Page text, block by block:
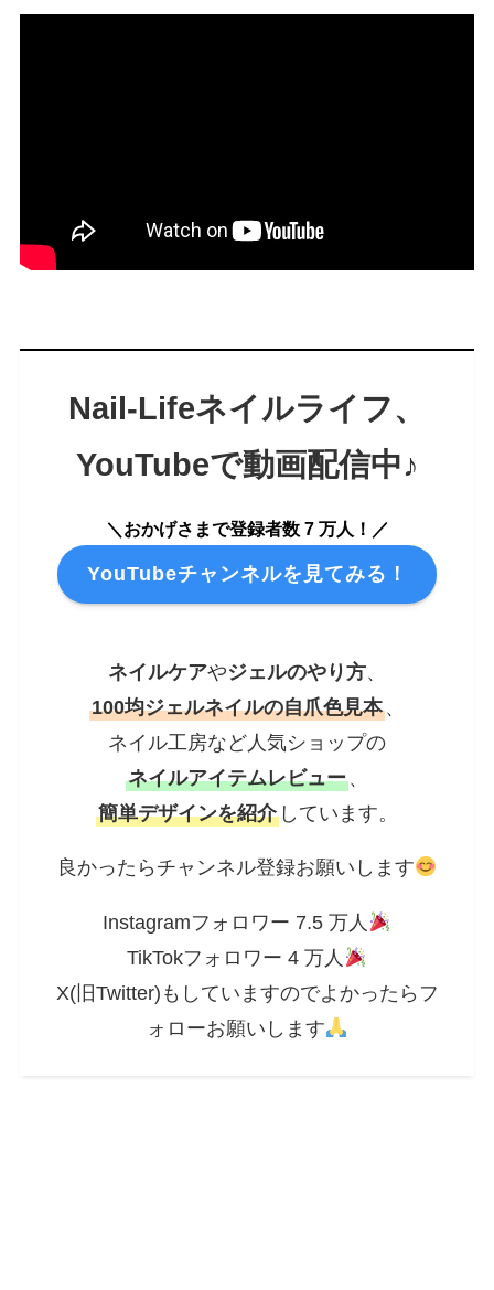
Nail-Lifeネイルライフ、
YouTubeで動画配信中♪
＼おかげさまで登録者数 7 万人！／
YouTubeチャンネルを見てみる！
ネイルケアやジェルのやり方、
100均ジェルネイルの自爪色見本 、
ネイル工房など人気ショップの
ネイルアイテムレビュー 、
簡単デザインを紹介 しています。
良かったらチャンネル登録お願いします
Instagramフォロワー 7.5 万人
TikTokフォロワー 4 万人
X(旧Twitter)もしていますのでよかったらフ
ォローお願いします